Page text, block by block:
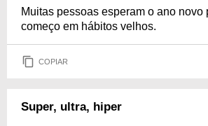
Muitas pessoas esperam o ano novo
começo em hábitos velhos.
COPIAR
Super, ultra, hiper